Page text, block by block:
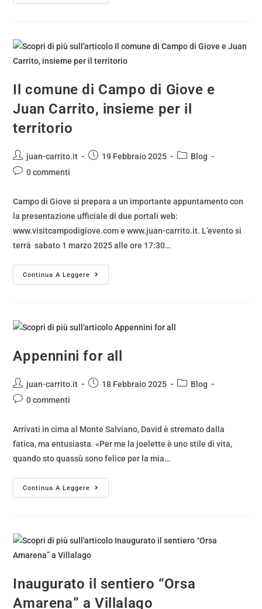
Il comune di Campo di Giove e
Juan Carrito, insieme per il
territorio
juan-carrito.it 19 Febbraio 2025
Blog
0 commenti
Campo di Giove si prepara a un importante appuntamento con
la presentazione ufficiale di due portali web:
www.visitcampodigiove.com e www.juan-carrito.it. L’evento si
terrà sabato 1 marzo 2025 alle ore 17:30…
Continua A Leggere
Appennini for all
juan-carrito.it 18 Febbraio 2025
Blog
0 commenti
Arrivati in cima al Monte Salviano, David è stremato dalla
fatica, ma entusiasta. «Per me la joelette è uno stile di vita,
quando sto quassù sono felice per la mia…
Continua A Leggere
Inaugurato il sentiero “Orsa
Amarena” a Villalago